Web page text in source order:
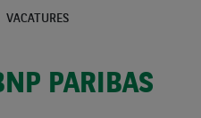
VACATURES
PARIBAS